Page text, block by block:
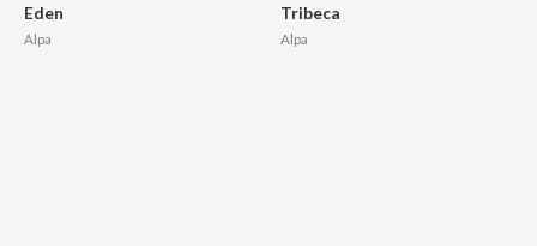
Eden
Alpa
Tribeca
Alpa